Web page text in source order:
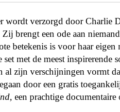
wordt verzorgd door Charlie
Zij brengt een ode aan
betekenis is voor haar eigen
met de meest inspirerende
al zijn verschijningen vormt
door een gratis
, een prachtige documentaire